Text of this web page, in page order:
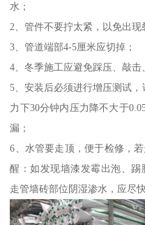
水；
2、管件不要拧太紧，以免出现
3、管道端部4-5厘米应切掉；
4、冬季施工应避免踩压、敲击
5、安装后必须进行增压测试
力下30分钟内压力降不大于
漏；
6、水管要走顶，便于检修，
醒：如发现墙漆发霉出泡、
走管墙砖部位阴湿渗水，应尽